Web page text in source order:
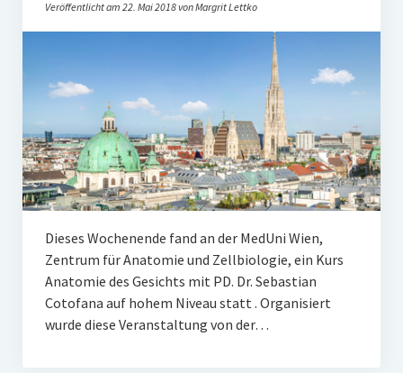
Veröffentlicht am 22. Mai 2018 von Margrit Lettko
Dieses Wochenende fand an der MedUni Wien,
Zentrum für Anatomie und Zellbiologie, ein Kurs
Anatomie des Gesichts mit PD. Dr. Sebastian
Cotofana auf hohem Niveau statt . Organisiert
wurde diese Veranstaltung von der…